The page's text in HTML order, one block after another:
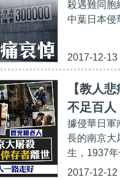
殺遇難同胞
中葉日本侵
2017-12-13
【教人
不足百人
據侵華日軍
長的南京大
生，1937
2017-12-12